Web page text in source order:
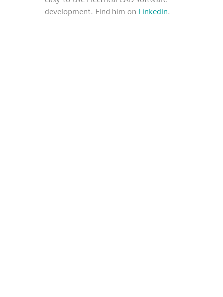
development. Find him on Linkedin.